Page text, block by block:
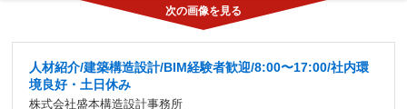
人材紹介/建築構造設計/BIM経験者歓迎/8:00〜17:00/社内環
境良好・土日休み
株式会社盛本構造設計事務所